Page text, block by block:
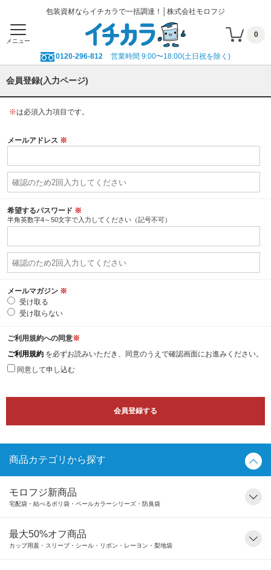
包装資材ならイチカラで一括調達！│株式会社モロフジ
メニュー
0
0120-296-812 営業時間 9:00〜18:00(土日祝を除く)
会員登録(入力ページ)
※は必須入力項目です。
メールアドレス ※
希望するパスワード ※
半角英数字4～50文字で入力してください（記号不可）
メールマガジン ※
受け取る
受け取らない
ご利用規約への同意※
ご利用規約 を必ずお読みいただき、同意のうえで確認画面にお進みください。
同意して申し込む
商品カテゴリから探す
モロフジ新商品
宅配袋・結べるポリ袋・ペールカラーシリーズ・防臭袋
最大50%オフ商品
カップ用蓋・スリーブ・シール・リボン・レーヨン・梨地袋